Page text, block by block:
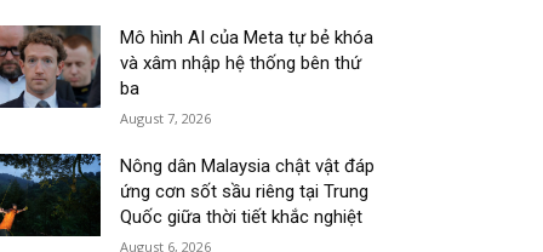
Mô hình AI của Meta tự bẻ khóa
và xâm nhập hệ thống bên thứ
ba
August 7, 2026
Nông dân Malaysia chật vật đáp
ứng cơn sốt sầu riêng tại Trung
Quốc giữa thời tiết khắc nghiệt
August 6, 2026